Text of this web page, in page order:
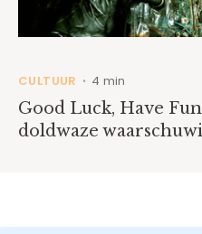
CULTUUR • 4 min
Good Luck, Have
doldwaze